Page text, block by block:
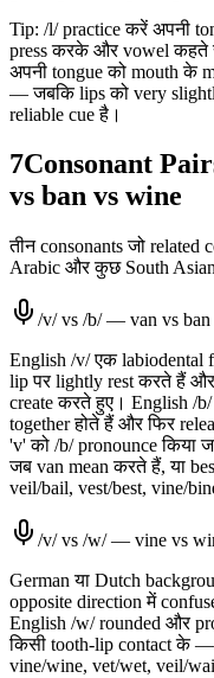
Tip: /l/ practice करें अपनी
press करके और vowel कहते
अपनी tongue को mouth के
— जबकि lips को very
reliable cue है।
7Consonant
vs ban vs wine
तीन consonants जो related
Arabic और कुछ South Asian
/v/ vs /b/ — van vs ban
English /v/ एक labiodental
lip पर lightly rest करते हैं
create करते हुए। English /b/
together होते हैं और फिर
'v' को /b/ pronounce किया
जब van mean करते हैं, या
veil/bail, vest/best, vine/
/v/ vs /w/ — vine vs
German या Dutch
opposite direction में
English /w/ rounded और
किसी tooth-lip contact के
vine/wine, vet/wet, veil/